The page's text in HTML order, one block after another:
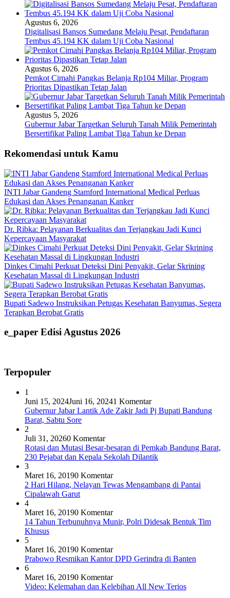
Agustus 6, 2026
Digitalisasi Bansos Sumedang Melaju Pesat, Pendaftaran
Tembus 45.194 KK dalam Uji Coba Nasional
Agustus 6, 2026
Pemkot Cimahi Pangkas Belanja Rp104 Miliar, Program
Prioritas Dipastikan Tetap Jalan
Agustus 5, 2026
Gubernur Jabar Targetkan Seluruh Tanah Milik Pemerintah
Bersertifikat Paling Lambat Tiga Tahun ke Depan
Rekomendasi untuk Kamu
INTI Jabar Gandeng Stamford International Medical Perluas
Edukasi dan Akses Penanganan Kanker
Dr. Ribka: Pelayanan Berkualitas dan Terjangkau Jadi Kunci
Kepercayaan Masyarakat
Dinkes Cimahi Perkuat Deteksi Dini Penyakit, Gelar Skrining
Kesehatan Massal di Lingkungan Industri
Bupati Sadewo Instruksikan Petugas Kesehatan Banyumas, Segera
Terapkan Berobat Gratis
e_paper Edisi Agustus 2026
Terpopuler
1
Juni 15, 2024Juni 16, 20241 Komentar
Gubernur Jabar Lantik Ade Zakir Jadi Pj Bupati Bandung
Barat, Sabtu Sore
2
Juli 31, 20260 Komentar
Rotasi dan Mutasi Besar-besaran di Pemkab Bandung Barat,
230 Pejabat dan Kepala Sekolah Dilantik
3
Maret 16, 20190 Komentar
2 Hari Hilang, Nelayan Tewas Mengambang di Pantai
Cipalawah Garut
4
Maret 16, 20190 Komentar
14 Tahun Terbunuhnya Munir, Polri Didesak Bentuk Tim
Khusus
5
Maret 16, 20190 Komentar
Prabowo Resmikan Kantor DPD Gerindra di Banten
6
Maret 16, 20190 Komentar
Video: Kelemahan dan Kelebihan All New Terios